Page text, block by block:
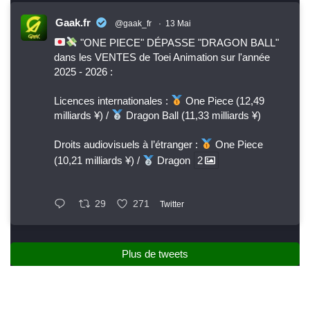
Gaak.fr @gaak_fr · 13 Mai
"ONE PIECE" DÉPASSE "DRAGON BALL"
dans les VENTES de Toei Animation sur l'année
2025 - 2026 :
Licences internationales :
One Piece (12,49
milliards ¥) /
Dragon Ball (11,33 milliards ¥)
Droits audiovisuels à l’étranger :
One Piece
(10,21 milliards ¥) /
Dragon 2
29 271 Twitter
Plus de tweets